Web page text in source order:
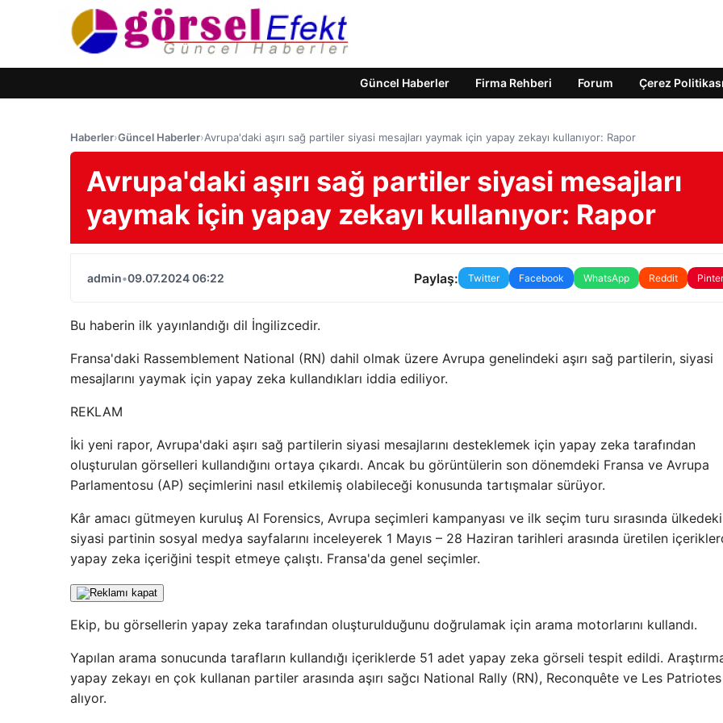
Güncel Haberler Firma Rehberi Forum Çerez Politikası
Haberler›Güncel Haberler›Avrupa'daki aşırı sağ partiler siyasi mesajları yaymak için yapay zekayı kullanıyor: Rapor
Avrupa'daki aşırı sağ partiler siyasi mesajları
yaymak için yapay zekayı kullanıyor: Rapor
admin•09.07.2024 06:22 Paylaş: Twitter Facebook WhatsApp Reddit
Bu haberin ilk yayınlandığı dil İngilizcedir.
Fransa'daki Rassemblement National (RN) dahil olmak üzere Avrupa genelindeki aşırı sağ partilerin, siyasi
mesajlarını yaymak için yapay zeka kullandıkları iddia ediliyor.
REKLAM
İki yeni rapor, Avrupa'daki aşırı sağ partilerin siyasi mesajlarını desteklemek için yapay zeka tarafından
oluşturulan görselleri kullandığını ortaya çıkardı. Ancak bu görüntülerin son dönemdeki Fransa ve Avrupa
Parlamentosu (AP) seçimlerini nasıl etkilemiş olabileceği konusunda tartışmalar sürüyor.
Kâr amacı gütmeyen kuruluş AI Forensics, Avrupa seçimleri kampanyası ve ilk seçim turu sırasında
siyasi partinin sosyal medya sayfalarını inceleyerek 1 Mayıs – 28 Haziran tarihleri ​​arasında üretilen
yapay zeka içeriğini tespit etmeye çalıştı. Fransa'da genel seçimler.
Ekip, bu görsellerin yapay zeka tarafından oluşturulduğunu doğrulamak için arama motorlarını kullandı.
Yapılan arama sonucunda tarafların kullandığı içeriklerde 51 adet yapay zeka görseli tespit edildi.
yapay zekayı en çok kullanan partiler arasında aşırı sağcı National Rally (RN), Reconquête ve Les
alıyor.